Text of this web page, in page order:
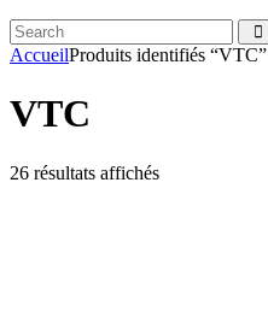
Search
facebook
instagramm
AccueilProduits identifiés “VTC”
VTC
26 résultats affichésTrié